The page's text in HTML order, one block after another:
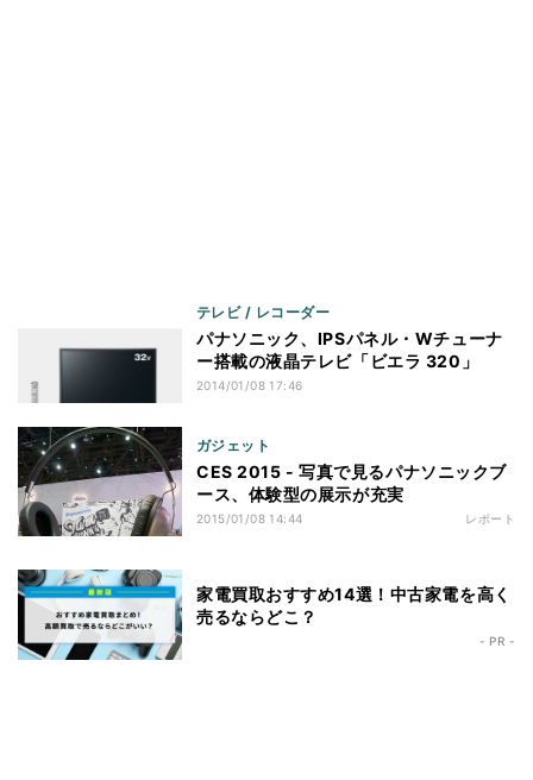
テレビ / レコーダー
パナソニック、IPSパネル・Wチューナ
ー搭載の液晶テレビ「ビエラ 320」
2014/01/08 17:46
ガジェット
CES 2015 - 写真で見るパナソニックブ
ース、体験型の展示が充実
2015/01/08 14:44 レポート
家電買取おすすめ14選！中古家電を高く
売るならどこ？
- PR -